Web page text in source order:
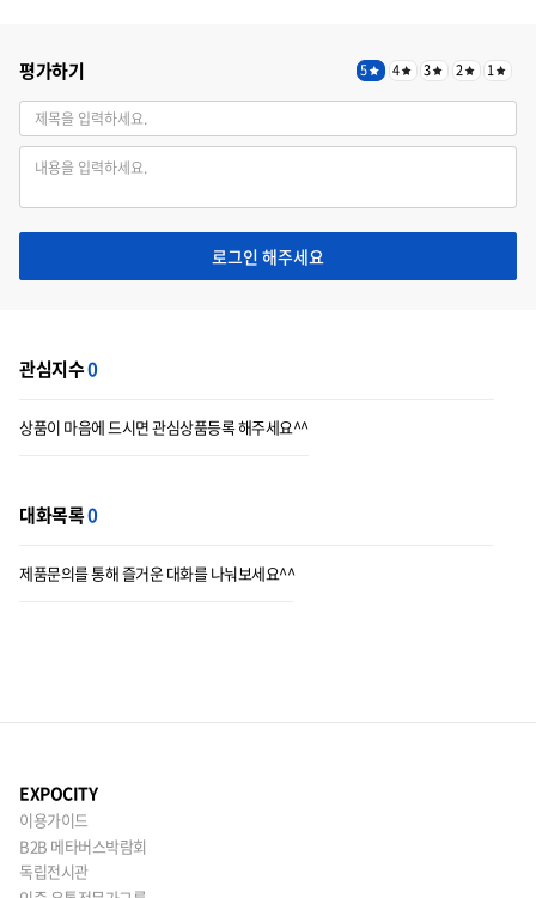
평가하기 5 4 3 2 1
로그인 해주세요
관심지수0
상품이 마음에 드시면 관심상품등록 해주세요^^
대화목록0
제품문의를 통해 즐거운 대화를 나눠보세요^^
EXPOCITY
이용가이드
B2B 메타버스박람회
독립전시관